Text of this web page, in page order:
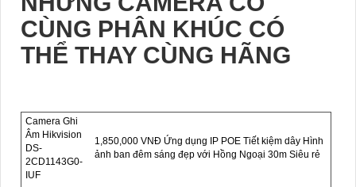
CÙNG PHÂN KHÚC CÓ
THỂ THAY CÙNG HÃNG
Camera Ghi
Âm Hikvision
DS-
2CD1143G0-
IUF
1,850,000 VNĐ Ứng dụng IP POE Tiết kiệm dây Hình
ảnh ban đêm sáng đẹp với Hồng Ngoại 30m Siêu rẻ